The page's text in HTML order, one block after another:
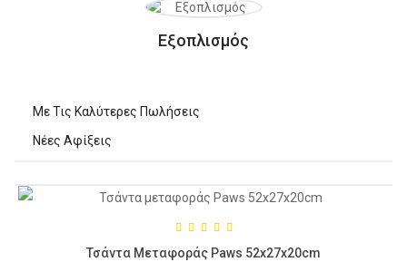
Εξοπλισμός
Με Τις Καλύτερες Πωλήσεις
Νέες Αφίξεις
Τσάντα Μεταφοράς Paws 52x27x20cm